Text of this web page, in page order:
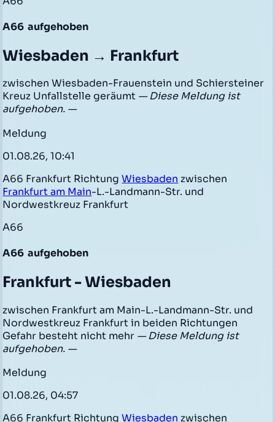
A66 aufgehoben
Wiesbaden → Frankfurt
zwischen Wiesbaden-Frauenstein und Schiersteiner
Kreuz Unfallstelle geräumt — Diese Meldung ist
aufgehoben. —
Meldung
01.08.26, 10:41
A66 Frankfurt RichtungWiesbaden zwischen
Frankfurt am Main-L.-Landmann-Str. und
Nordwestkreuz Frankfurt
A66
A66 aufgehoben
Frankfurt - Wiesbaden
zwischen Frankfurt am Main-L.-Landmann-Str. und
Nordwestkreuz Frankfurt in beiden Richtungen
Gefahr besteht nicht mehr — Diese Meldung ist
aufgehoben. —
Meldung
01.08.26, 04:57
A66 Frankfurt RichtungWiesbaden zwischen